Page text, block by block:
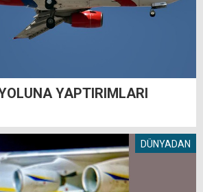
YAPTIRIMLARI
DÜNYADAN